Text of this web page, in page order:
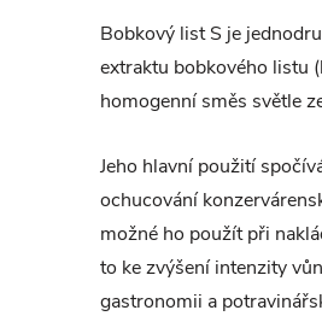
Bobkový list S je
extraktu bobkového listu (
homogenní směs světle
Jeho hlavní použití
ochucování
možné ho použít při
to ke zvýšení intenzity
gastronomii a